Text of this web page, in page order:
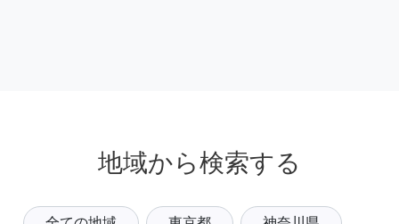
地域から検索する